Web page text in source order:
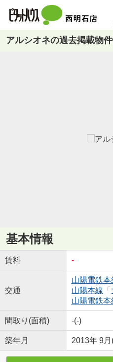
アルシオネの過去掲載物
基本情報
賃料 -
交通
山陽電鉄本
山陽本線 「
山陽電鉄本
間取り(面積) -(-)
築年月 2013年 9